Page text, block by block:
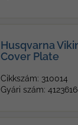
Husqvarna
Cover Plate
Cikkszám: 310014
Gyári szám: